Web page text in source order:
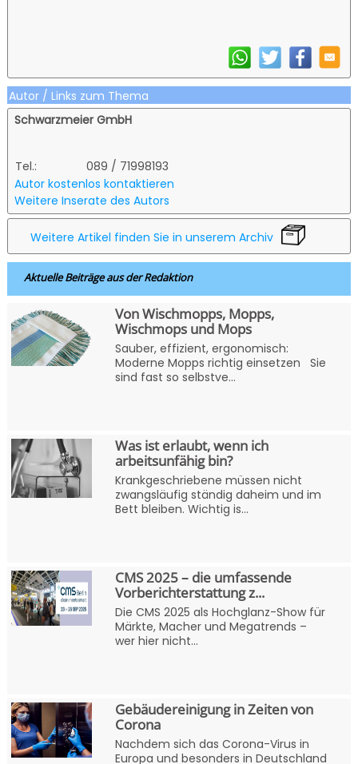
Autor / Links zum Thema
Schwarzmeier GmbH
Tel.:
089 / 71998193
Autor kostenlos kontaktieren
Weitere Inserate des Autors
Weitere Artikel finden Sie in unserem Archiv
Aktuelle Beiträge aus der Redaktion
Von Wischmopps, Mopps,
Wischmops und Mops
Sauber, effizient, ergonomisch:
Moderne Mopps richtig einsetzen Sie
sind fast so selbstve...
Was ist erlaubt, wenn ich
arbeitsunfähig bin?
Krankgeschriebene müssen nicht
zwangsläufig ständig daheim und im
Bett bleiben. Wichtig is...
CMS 2025 – die umfassende
Vorberichterstattung z...
Die CMS 2025 als Hochglanz-Show für
Märkte, Macher und Megatrends –
wer hier nicht...
Gebäudereinigung in Zeiten von
Corona
Nachdem sich das Corona-Virus in
Europa und besonders in Deutschland